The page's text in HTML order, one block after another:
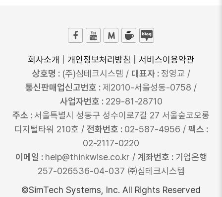
회사소개 개인정보처리방침
서비스이용약관
상호명 : (주)심테크시스템 / 대표자 :정영교 /
통신판매업신고번호 :제2010-서울성동-0758 /
사업자번호 : 229-81-28710
주소 : 서울특별시 성동구 성수이로7길 27 서울숲코오롱
디지털타워 210호 / 전화번호 : 02-587-4956 / 팩스 :
02-2117-0220
이메일 : help@thinkwise.co.kr / 계좌번호 : 기업은행
257-026536-04-037 ㈜심테크시스템
©SimTech Systems, Inc. All Rights Reserved